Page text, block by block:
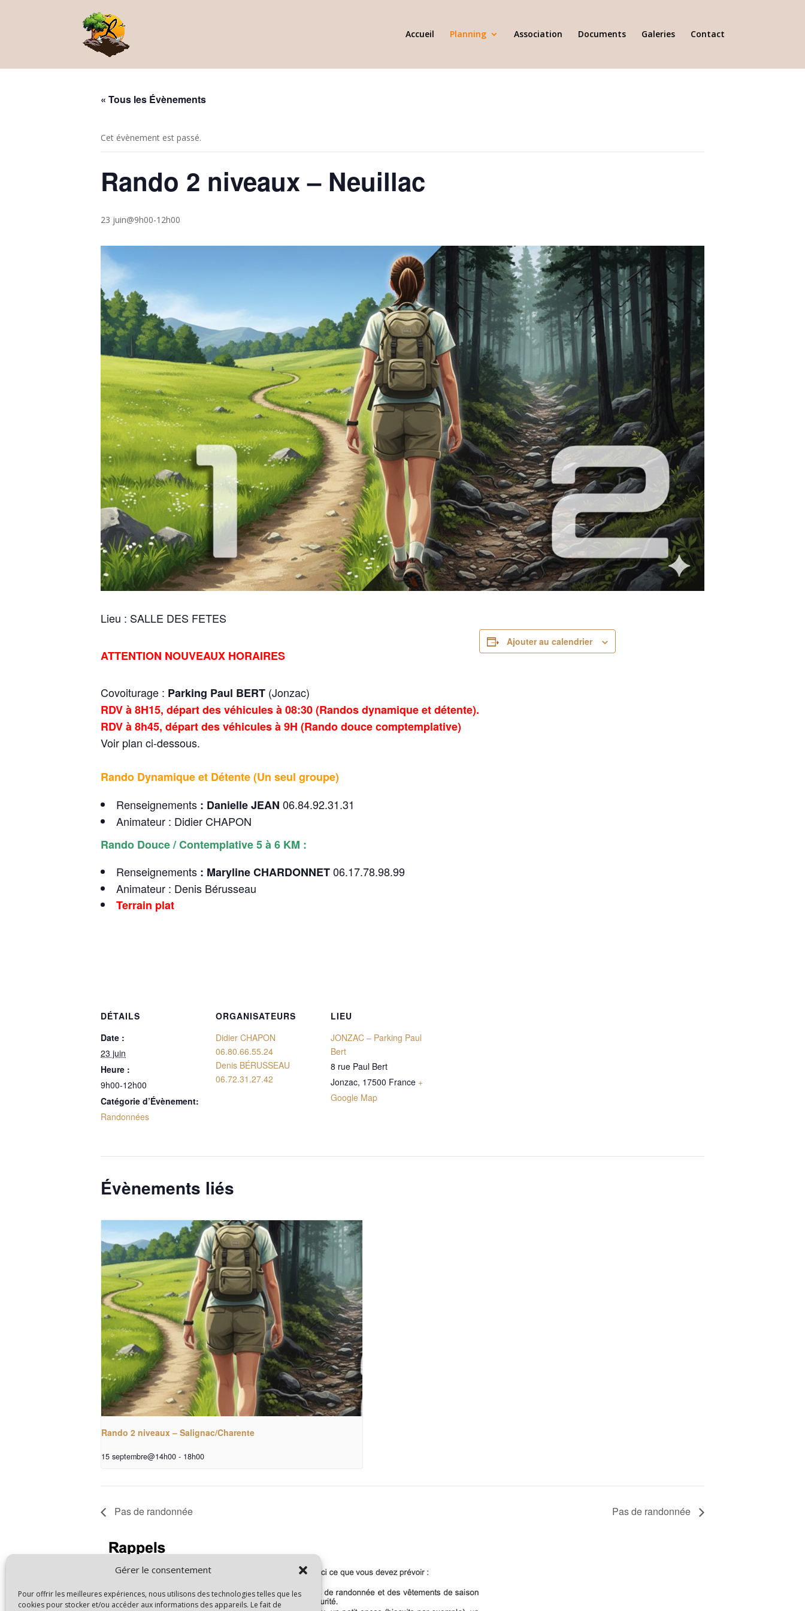
Gérer le consentement
Pour offrir les meilleures expériences, nous utilisons des technologies telles que les
cookies pour stocker et/ou accéder aux informations des appareils. Le fait de
Accueil Planning Association Documents Galeries Contact
« Tous les Évènements
Cet évènement est passé.
Rando 2 niveaux – Neuillac
23 juin@9h00-12h00
Lieu : SALLE DES FETES
ATTENTION NOUVEAUX HORAIRES
Covoiturage : Parking Paul BERT (Jonzac)
RDV à 8H15, départ des véhicules à 08:30 (Randos dynamique et détente).
RDV à 8h45, départ des véhicules à 9H (Rando douce comptemplative)
Voir plan ci-dessous.
Rando Dynamique et Détente (Un seul groupe)
Renseignements : Danielle JEAN 06.84.92.31.31
Animateur : Didier CHAPON
Rando Douce / Contemplative 5 à 6 KM :
Renseignements : Maryline CHARDONNET06.17.78.98.99
Animateur : Denis Bérusseau
Terrain plat
Ajouter au calendrier
DÉTAILS
Date :
23 juin
Heure :
9h00-12h00
Catégorie d’Évènement:
Randonnées
ORGANISATEURS
Didier CHAPON
06.80.66.55.24
Denis BÉRUSSEAU
06.72.31.27.42
LIEU
JONZAC – Parking Paul
Bert
8 rue Paul Bert
Jonzac, 17500 France +
Google Map
Évènements liés
Rando 2 niveaux – Salignac/Charente
15 septembre@14h00 - 18h00
Pas de randonnée Pas de randonnée